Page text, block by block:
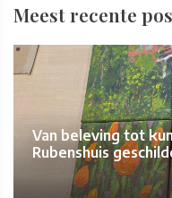
Meest recente
Van beleving tot
Rubenshuis